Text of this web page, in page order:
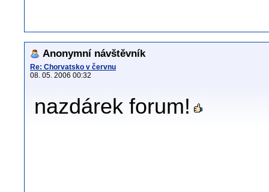
Anonymní návštěvník
Re: Chorvatsko v červnu
08. 05. 2006 00:32
nazdárek forum!